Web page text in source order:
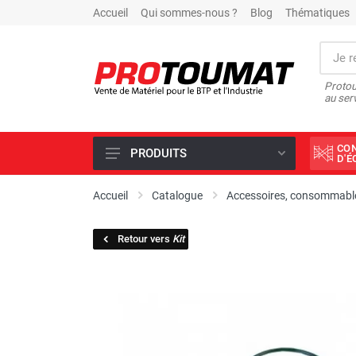
Accueil Qui sommes-nous ? Blog Thématiques
au
PROMOTIONS D'USINE
SCIAGE ET FORAGE
MATÉRIEL DE COMPACTAGE
PRODUITS
Accueil Catalogue Accessoires,
Retour vers Kit